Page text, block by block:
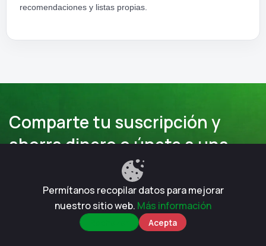
recomendaciones y listas propias.
Comparte tu suscripción y
ahorra dinero o únete a una
Comprar suscripción Vender suscripción
Permítanos recopilar datos para mejorar
nuestro sitio web. Más información
Acepta